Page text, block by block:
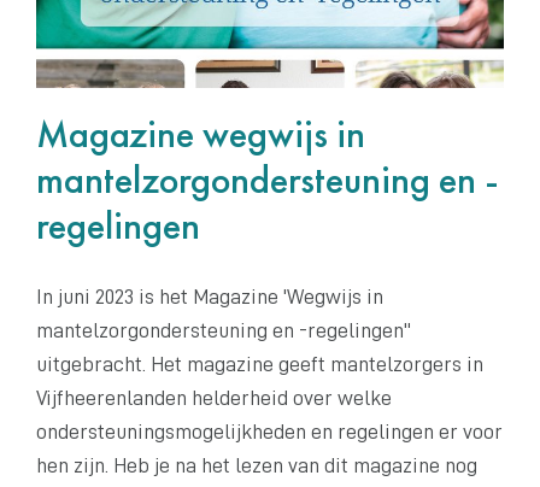
Magazine wegwijs in
mantelzorgondersteuning en -
regelingen
In juni 2023 is het Magazine 'Wegwijs in
mantelzorgondersteuning en -regelingen''
uitgebracht. Het magazine geeft mantelzorgers in
Vijfheerenlanden helderheid over welke
ondersteuningsmogelijkheden en regelingen er voor
hen zijn. Heb je na het lezen van dit magazine nog